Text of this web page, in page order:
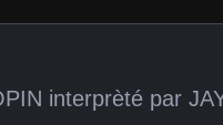
interprèté par